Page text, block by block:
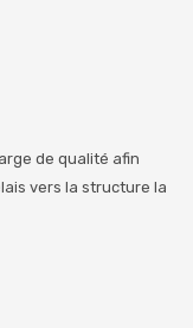
de qualité afin
vers la structure la